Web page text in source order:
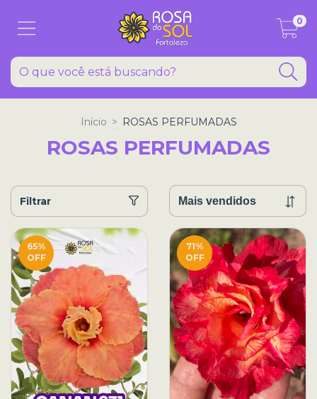
0
Início > ROSAS PERFUMADAS
ROSAS PERFUMADAS
Filtrar
65%
OFF
71%
OFF